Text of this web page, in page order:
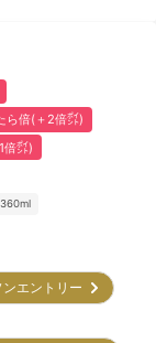
ら倍(＋2倍㌽)
倍㌽)
ンエントリー